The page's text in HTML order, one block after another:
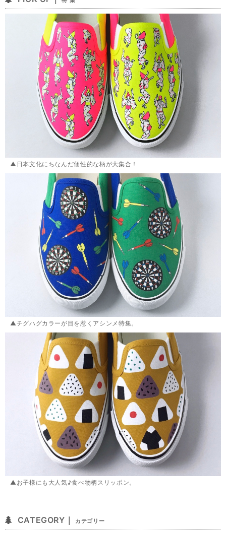
▲日本文化にちなんだ個性的な柄が大集合！
▲チグハグカラーが目を惹くアシンメ特集。
▲お子様にも大人気♪食べ物柄スリッポン。
CATEGORY｜ カテゴリー